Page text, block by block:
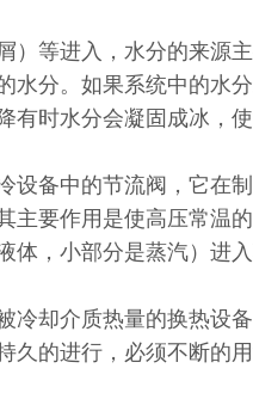
等进入，水分的来源
分。如果系统中的水
有时水分会凝固成冰，
设备中的节流阀，它在
主要作用是使高压常温
体，小部分是蒸汽）进
冷却介质热量的换热设
久的进行，必须不断的